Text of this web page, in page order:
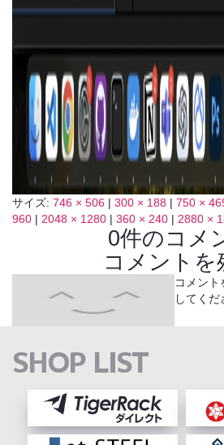
サイズ: 746 × 506 | 300 × 188 | 750 ×
960 | 2048 × 1280 | 360 × 240 | 2880 ×
0件のコメ
コメントを
コメント
してくだ
SHOP LIST